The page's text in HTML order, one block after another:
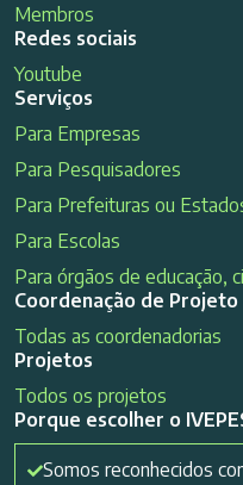
Membros
Redes sociais
Youtube
Serviços
Para Empresas
Para Pesquisadores
Para Prefeituras ou
Para Escolas
Para órgãos de educação,
Coordenação de
Todas as coordenadorias
Projetos
Todos os projetos
Porque escolher o
Somos reconhecidos